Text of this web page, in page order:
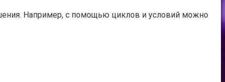
Например, с помощью циклов и условий можно